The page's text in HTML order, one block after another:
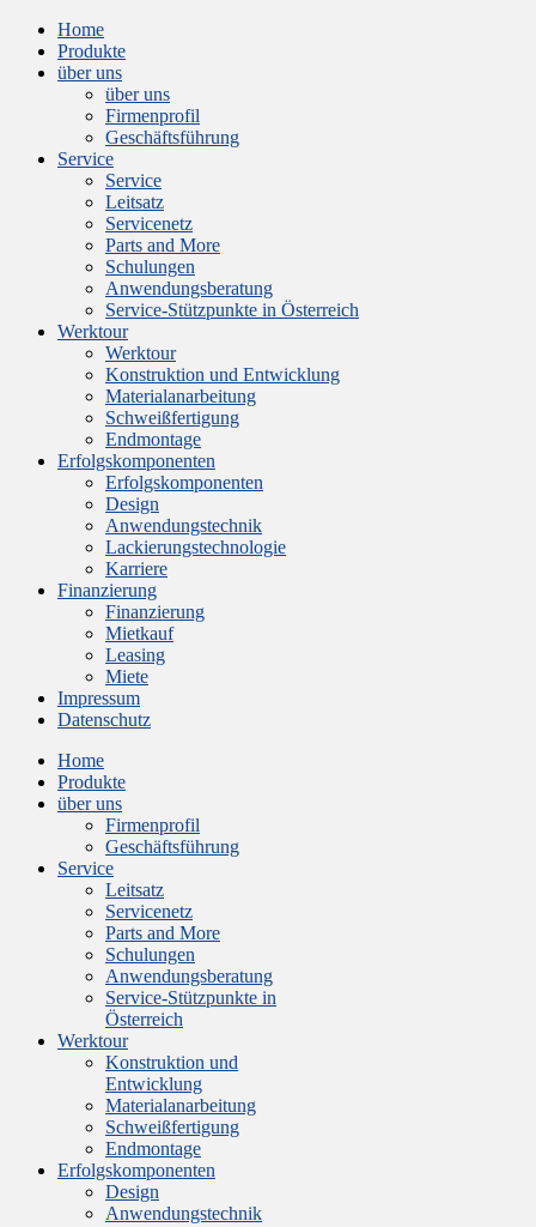
Home
Produkte
über uns
über uns
Firmenprofil
Geschäftsführung
Service
Service
Leitsatz
Servicenetz
Parts and More
Schulungen
Anwendungsberatung
Service-Stützpunkte in Österreich
Werktour
Werktour
Konstruktion und Entwicklung
Materialanarbeitung
Schweißfertigung
Endmontage
Erfolgskomponenten
Erfolgskomponenten
Design
Anwendungstechnik
Lackierungstechnologie
Karriere
Finanzierung
Finanzierung
Mietkauf
Leasing
Miete
Impressum
Datenschutz
Home
Produkte
über uns
Firmenprofil
Geschäftsführung
Service
Leitsatz
Servicenetz
Parts and More
Schulungen
Anwendungsberatung
Service-Stützpunkte in
Österreich
Werktour
Konstruktion und
Entwicklung
Materialanarbeitung
Schweißfertigung
Endmontage
Erfolgskomponenten
Design
Anwendungstechnik